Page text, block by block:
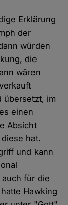
Erklärung
der
würden
die
wären
übersetzt, im
einen
Absicht
hat.
und kann
für die
Hawking